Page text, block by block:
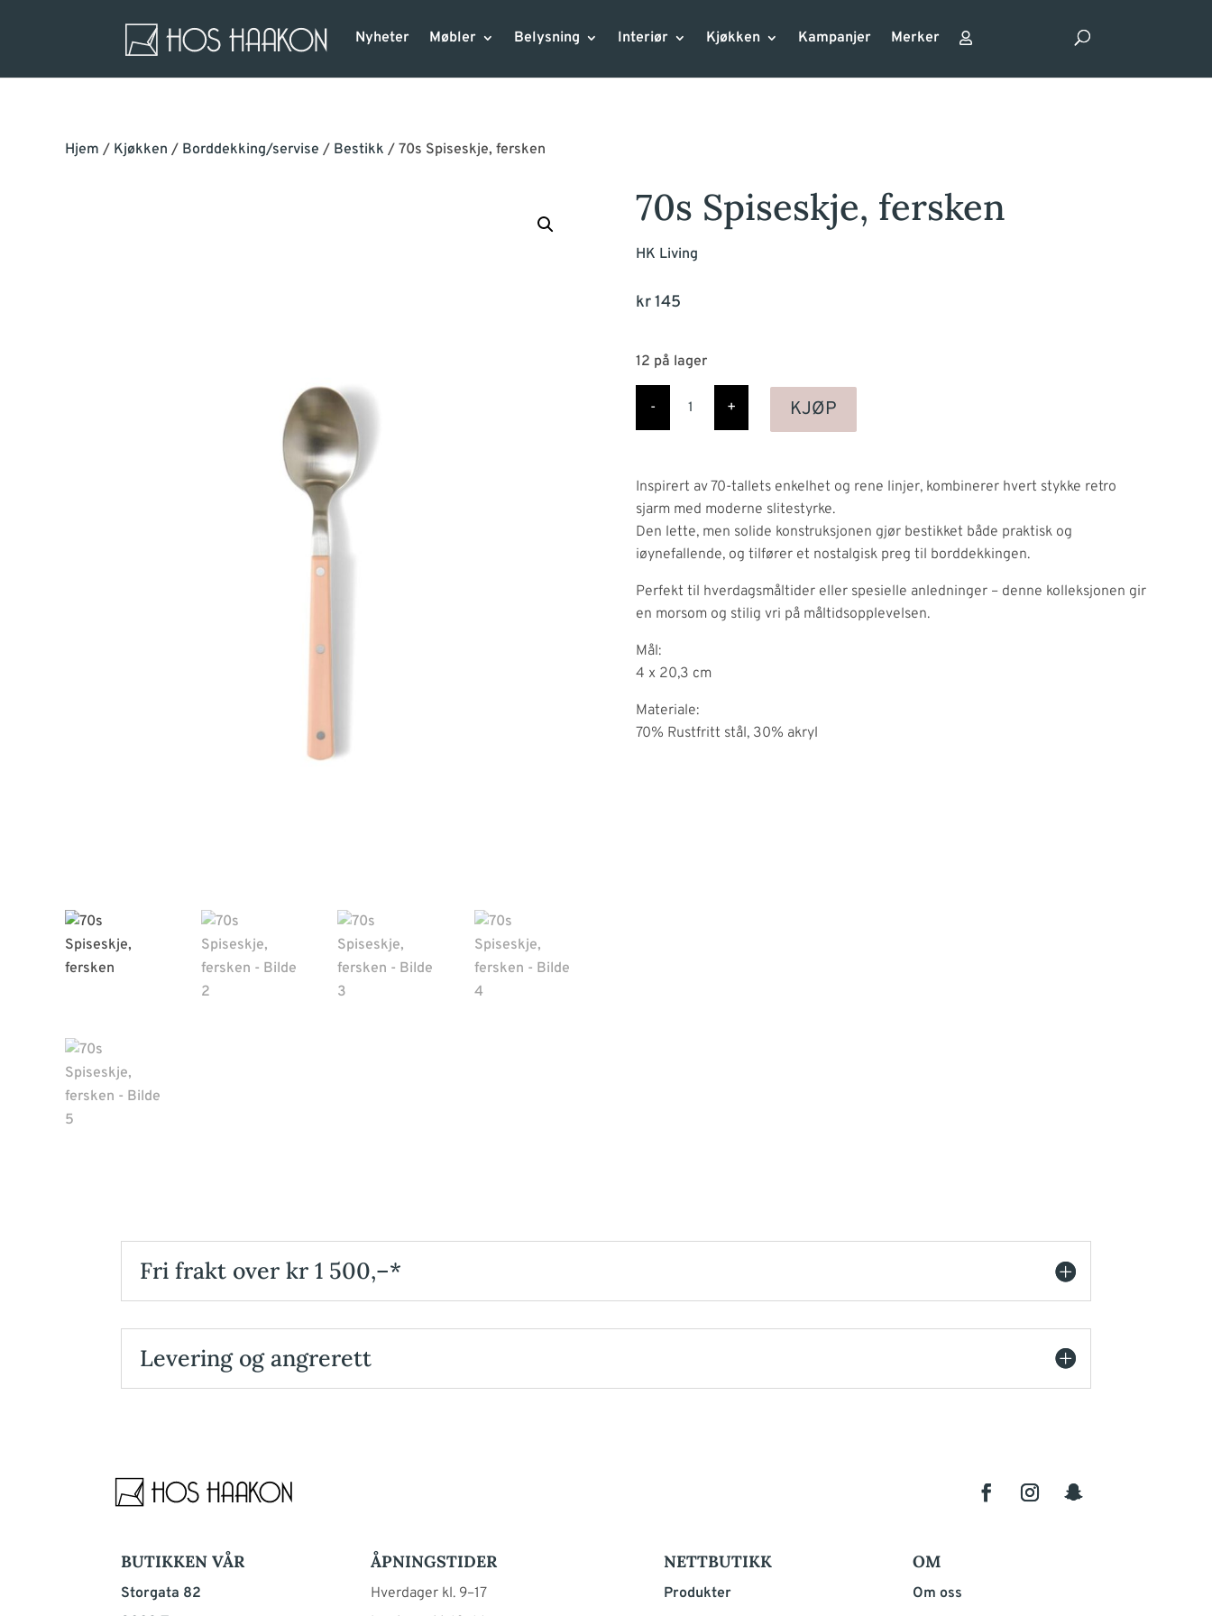
Nyheter Møbler Belysning Interiør Kjøkken Kampanjer Merker
Hjem / Kjøkken / Borddekking/servise / Bestikk / 70s Spiseskje, fersken
70s Spiseskje, fersken
HK Living
kr145
12 på lager
-
Spiseskje,
antall
+ KJØP
Inspirert av 70-tallets enkelhet og rene linjer, kombinerer hvert stykke retro
sjarm med moderne slitestyrke.
Den lette, men solide konstruksjonen gjør bestikket både praktisk og
iøynefallende, og tilfører et nostalgisk preg til borddekkingen.
Perfekt til hverdagsmåltider eller spesielle anledninger – denne kolleksjonen gir
en morsom og stilig vri på måltidsopplevelsen.
Mål:
4 x 20,3 cm
Materiale:
70% Rustfritt stål, 30% akryl
Fri frakt over kr 1 500,–*
Levering og angrerett
BUTIKKEN VÅR
Storgata 82
ÅPNINGSTIDER
Hverdager kl. 9–17
NETTBUTIKK
Produkter
OM
Om oss